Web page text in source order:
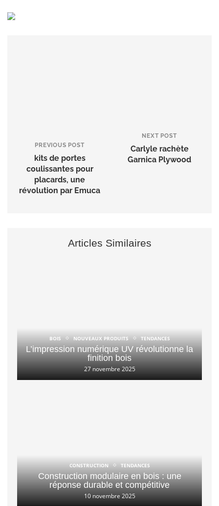
PREVIOUS POST
kits de portes
coulissantes pour
placards, une
révolution par Emuca
NEXT POST
Carlyle rachète
Garnica Plywood
Articles Similaires
BOIS NOUVEAUX PRODUITS TENDANCES
L’impression numérique UV révolutionne la
finition bois
27 novembre 2025
CONSTRUCTION TENDANCES
Construction modulaire en bois : une
réponse durable et compétitive
10 novembre 2025